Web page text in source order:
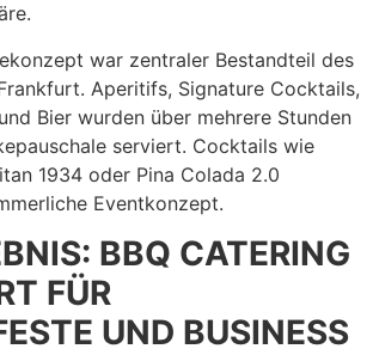
war zentraler Bestandteil des
Aperitifs, Signature Cocktails,
Bier wurden über mehrere Stunden
serviert. Cocktails wie
1934 oder Pina Colada 2.0
Eventkonzept.
BBQ CATERING
FÜR
UND BUSINESS